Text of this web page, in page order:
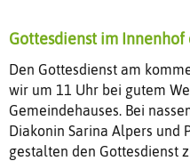
Gottesdienst im Innenhof
Den Gottesdienst am
wir um 11 Uhr bei gutem
Gemeindehauses. Bei
Diakonin Sarina Alpers und
gestalten den Gottesdienst